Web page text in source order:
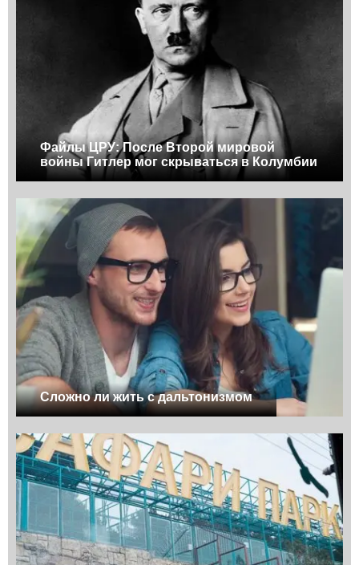
Файлы ЦРУ: После Второй мировой
войны Гитлер мог скрываться в Колумбии
Сложно ли жить с дальтонизмом